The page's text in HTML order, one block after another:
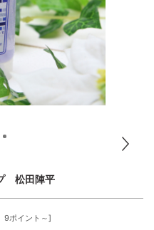
松田陣平
ポイント～]